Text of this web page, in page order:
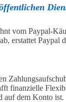
vom Paypal-
erstattet Paypal
finanzielle
auf dem Konto ist.